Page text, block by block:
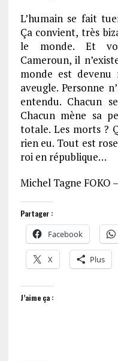
L’humain se fait
Ça convient, très
le monde. Et
Cameroun, il
monde est devenu
aveugle. Personne
entendu. Chacun
Chacun mène sa
totale. Les morts ?
rien eu. Tout est
roi en république…
Michel Tagne FOKO
Partager :
Facebook
X Plus
J’aime ça :